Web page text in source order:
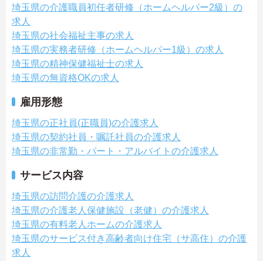
埼玉県の介護職員初任者研修（ホームヘルパー2級）の
求人
埼玉県の社会福祉主事の求人
埼玉県の実務者研修（ホームヘルパー1級）の求人
埼玉県の精神保健福祉士の求人
埼玉県の無資格OKの求人
雇用形態
埼玉県の正社員(正職員)の介護求人
埼玉県の契約社員・嘱託社員の介護求人
埼玉県の非常勤・パート・アルバイトの介護求人
サービス内容
埼玉県の訪問介護の介護求人
埼玉県の介護老人保健施設（老健）の介護求人
埼玉県の有料老人ホームの介護求人
埼玉県のサービス付き高齢者向け住宅（サ高住）の介護
求人